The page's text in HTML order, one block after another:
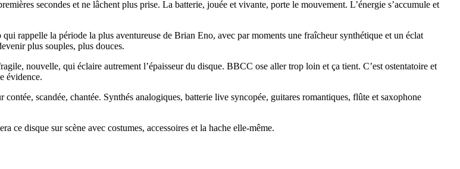
secondes et ne lâchent plus prise. La batterie, jouée et vivante, porte le mouvement. L’énergie s’accumule et
rappelle la période la plus aventureuse de Brian Eno, avec par moments une fraîcheur synthétique et un éclat
plus souples, plus douces.
nouvelle, qui éclaire autrement l’épaisseur du disque. BBCC ose aller trop loin et ça tient. C’est ostentatoire et
évidence.
scandée, chantée. Synthés analogiques, batterie live syncopée, guitares romantiques, flûte et saxophone
disque sur scène avec costumes, accessoires et la hache elle-même.